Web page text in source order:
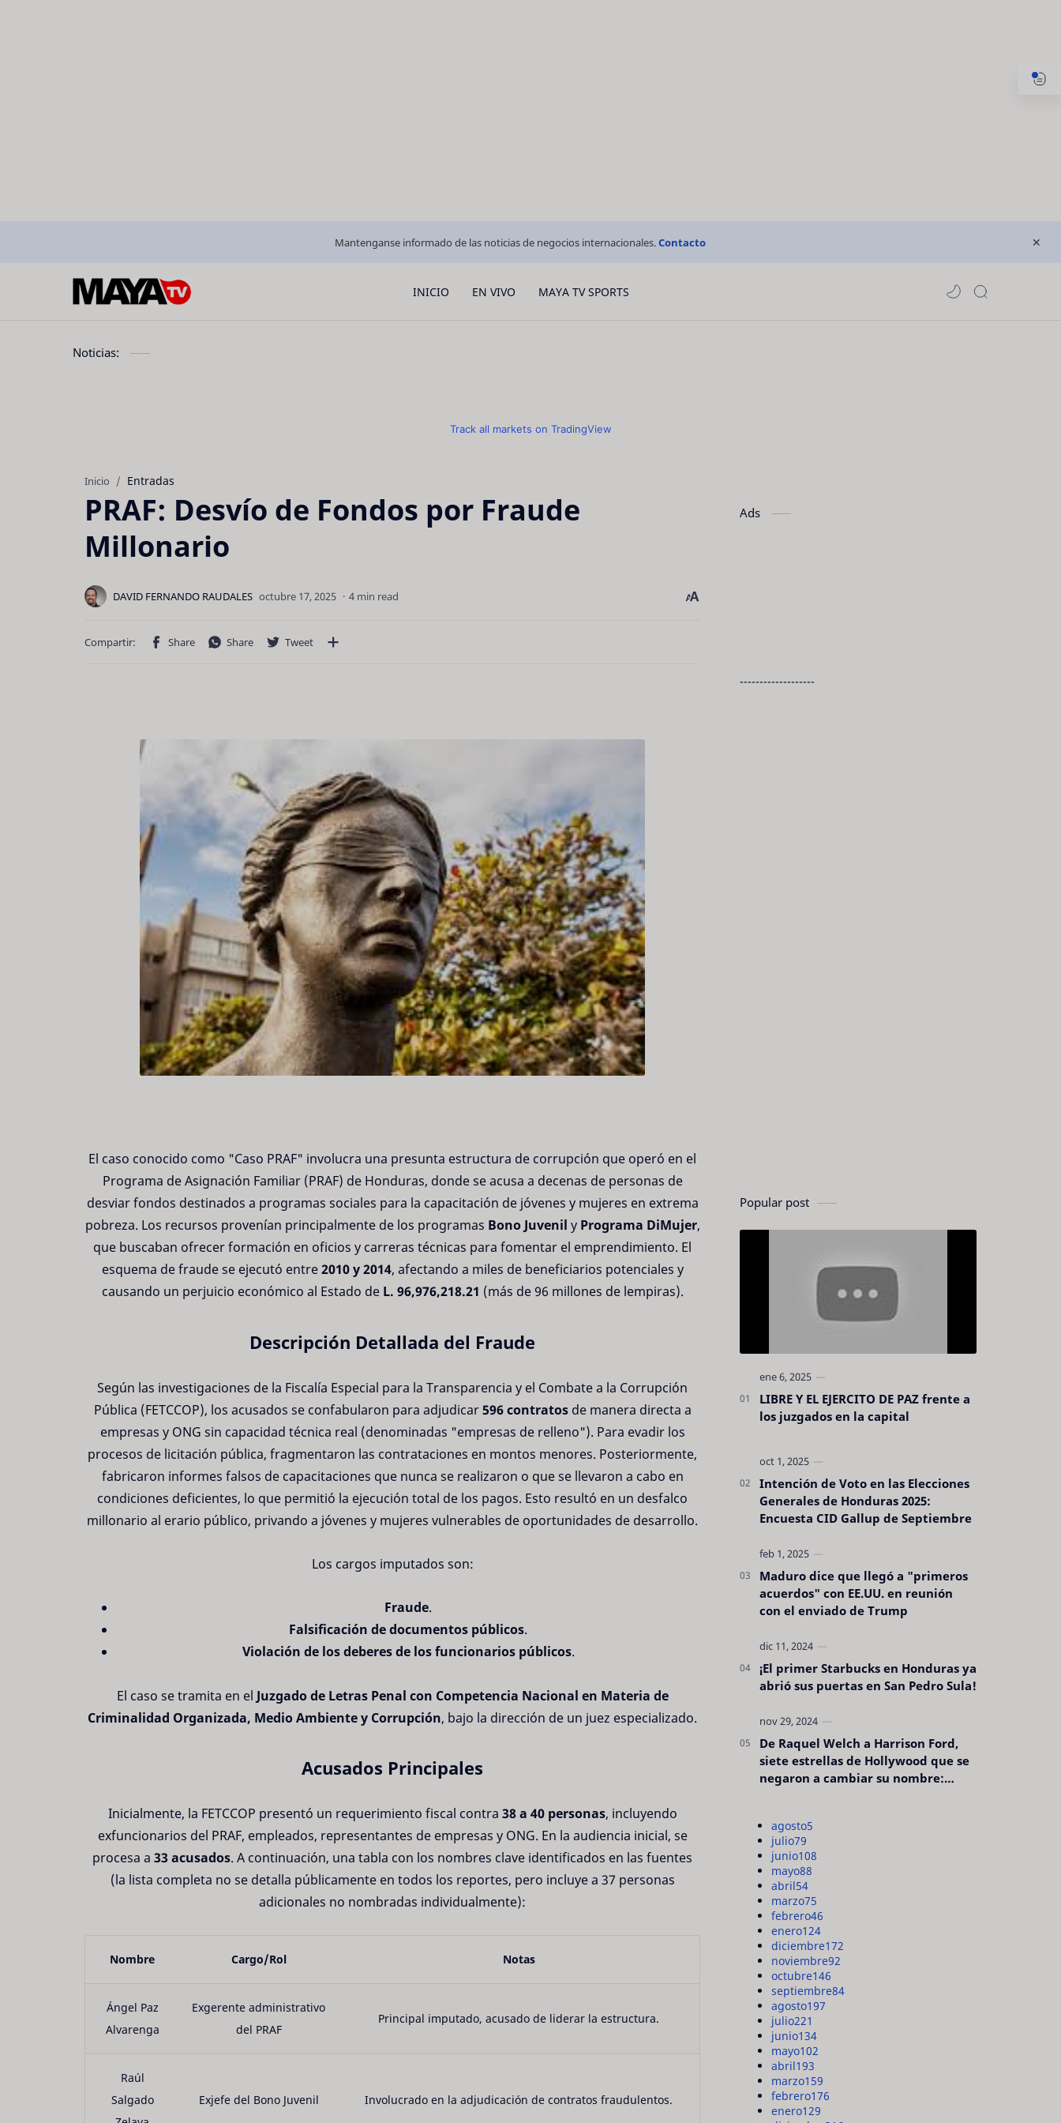
Mantenganse informado de las noticias de negocios internacionales.Contacto
INICIO EN VIVO MAYA TV SPORTS
Noticias:
Track all markets on TradingView
Inicio Entradas
PRAF: Desvío de Fondos por Fraude
Millonario
4 min read
El caso conocido como "Caso PRAF" involucra una presunta estructura de corrupción que operó en el
Programa de Asignación Familiar (PRAF) de Honduras, donde se acusa a decenas de personas de
desviar fondos destinados a programas sociales para la capacitación de jóvenes y mujeres en extrema
pobreza. Los recursos provenían principalmente de los programas Bono Juvenil y Programa DiMujer,
que buscaban ofrecer formación en oficios y carreras técnicas para fomentar el emprendimiento. El
esquema de fraude se ejecutó entre2010 y 2014, afectando a miles de beneficiarios potenciales y
causando un perjuicio económico al Estado de L. 96,976,218.21 (más de 96 millones de lempiras).
Descripción Detallada del Fraude
Según las investigaciones de la Fiscalía Especial para la Transparencia y el Combate a la Corrupción
Pública (FETCCOP), los acusados se confabularon para adjudicar596 contratosde manera directa a
empresas y ONG sin capacidad técnica real (denominadas "empresas de relleno"). Para evadir los
procesos de licitación pública, fragmentaron las contrataciones en montos menores. Posteriormente,
fabricaron informes falsos de capacitaciones que nunca se realizaron o que se llevaron a cabo en
condiciones deficientes, lo que permitió la ejecución total de los pagos. Esto resultó en un desfalco
millonario al erario público, privando a jóvenes y mujeres vulnerables de oportunidades de desarrollo.
Los cargos imputados son:
Fraude.
Falsificación de documentos públicos.
Violación de los deberes de los funcionarios públicos.
El caso se tramita en el Juzgado de Letras Penal con Competencia Nacional en Materia de
Criminalidad Organizada, Medio Ambiente y Corrupción, bajo la dirección de un juez especializado.
Acusados Principales
Inicialmente, la FETCCOP presentó un requerimiento fiscal contra 38 a 40 personas, incluyendo
exfuncionarios del PRAF, empleados, representantes de empresas y ONG. En la audiencia inicial, se
procesa a 33 acusados. A continuación, una tabla con los nombres clave identificados en las fuentes
(la lista completa no se detalla públicamente en todos los reportes, pero incluye a 37 personas
adicionales no nombradas individualmente):
Nombre Cargo/Rol Notas
Ángel Paz
Alvarenga
Exgerente administrativo
del PRAF
Principal imputado, acusado de liderar la estructura.
Raúl
Salgado
Exjefe del Bono Juvenil Involucrado en la adjudicación de contratos fraudulentos.
Ads
-------------------
Popular post
LIBRE Y EL EJERCITO DE PAZ frente a
los juzgados en la capital
Intención de Voto en las Elecciones
Generales de Honduras 2025:
Encuesta CID Gallup de Septiembre
Maduro dice que llegó a "primeros
acuerdos" con EE.UU. en reunión
con el enviado de Trump
¡El primer Starbucks en Honduras ya
abrió sus puertas en San Pedro Sula!
De Raquel Welch a Harrison Ford,
siete estrellas de Hollywood que se
negaron a cambiar su nombre:
agosto5
julio79
junio108
mayo88
abril54
marzo75
febrero46
enero124
diciembre172
noviembre92
octubre146
septiembre84
agosto197
julio221
junio134
mayo102
abril193
marzo159
febrero176
enero129